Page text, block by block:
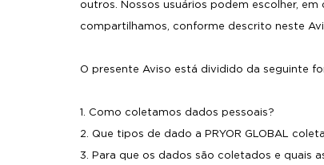
outros. Nossos usuários podem escolher,
compartilhamos, conforme descrito neste
O presente Aviso está dividido da seguinte
1. Como coletamos dados pessoais?
2. Que tipos de dado a PRYOR GLOBAL
3. Para que os dados são coletados e quais